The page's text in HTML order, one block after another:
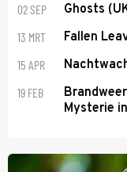
02 SEP Ghosts
13 MRT Fallen
15 APR
19 FEB
Mysterie